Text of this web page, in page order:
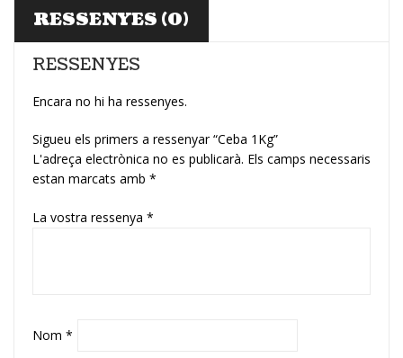
RESSENYES (0)
RESSENYES
Encara no hi ha ressenyes.
Sigueu els primers a ressenyar “Ceba 1Kg”
L'adreça electrònica no es publicarà. Els camps necessaris
estan marcats amb *
La vostra ressenya *
Nom *